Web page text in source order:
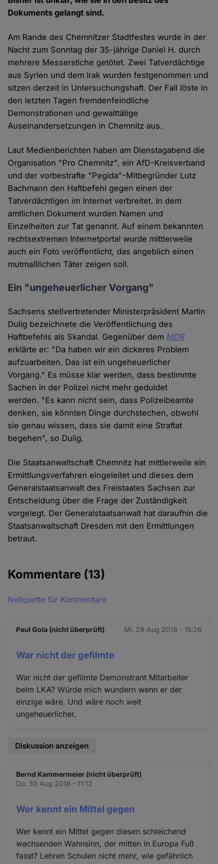
Dokuments gelangt sind.
Am Rande des Chemnitzer Stadtfestes wurde in der
Nacht zum Sonntag der 35-jährige Daniel H. durch
mehrere Messerstiche getötet. Zwei Tatverdächtige
aus Syrien und dem Irak wurden festgenommen und
sitzen derzeit in Untersuchungshaft. Der Fall löste in
den letzten Tagen fremdenfeindliche
Demonstrationen und gewalttätige
Auseinandersetzungen in Chemnitz aus.
Laut Medienberichten haben am Dienstagabend die
Organisation "Pro Chemnitz", ein AfD-Kreisverband
und der vorbestrafte "Pegida"-Mitbegründer Lutz
Bachmann den Haftbefehl gegen einen der
Tatverdächtigen im Internet verbreitet. In dem
amtlichen Dokument wurden Namen und
Einzelheiten zur Tat genannt. Auf einem bekannten
rechtsextremen Internetportal wurde mittlerweile
auch ein Foto veröffentlicht, das angeblich einen
mutmaßlichen Täter zeigen soll.
Ein "ungeheuerlicher Vorgang"
Sachsens stellvertretender Ministerpräsident Martin
Dulig bezeichnete die Veröffentlichung des
Haftbefehls als Skandal. Gegenüber dem MDR
erklärte er: "Da haben wir ein dickeres Problem
aufzuarbeiten. Das ist ein ungeheuerlicher
Vorgang." Es müsse klar werden, dass bestimmte
Sachen in der Polizei nicht mehr geduldet
werden. "Es kann nicht sein, dass Polizeibeamte
denken, sie könnten Dinge durchstechen, obwohl
sie genau wissen, dass sie damit eine Straftat
begehen", so Dulig.
Die Staatsanwaltschaft Chemnitz hat mittlerweile ein
Ermittlungsverfahren eingeleitet und dieses dem
Generalstaatsanwalt des Freistaates Sachsen zur
Entscheidung über die Frage der Zuständigkeit
vorgelegt. Der Generalstaatsanwalt hat daraufhin die
Staatsanwaltschaft Dresden mit den Ermittlungen
betraut.
Kommentare (13)
Netiquette für Kommentare
Paul Gola (nicht überprüft) Mi. 29 Aug 2018 - 15:26
War nicht der gefilmte
War nicht der gefilmte Demonstrant Mitarbeiter
beim LKA? Würde mich wundern wenn er der
einzige wäre. Und wäre noch weit
ungeheuerlicher.
Diskussion anzeigen
Bernd Kammermeier (nicht überprüft)
Do. 30 Aug 2018 - 11:12
Wer kennt ein Mittel gegen
Wer kennt ein Mittel gegen diesen schleichend
wachsenden Wahnsinn, der mitten in Europa Fuß
fasst? Lehren Schulen nicht mehr, wie gefährlich